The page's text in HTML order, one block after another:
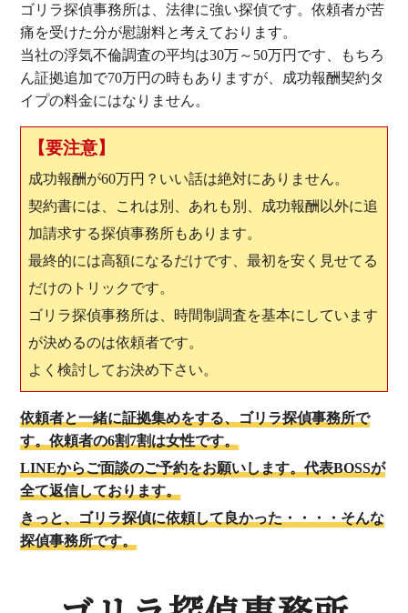
ゴリラ探偵事務所は、法律に強い探偵です。依頼者が苦
痛を受けた分が慰謝料と考えております。
当社の浮気不倫調査の平均は30万～50万円です、もちろ
ん証拠追加で70万円の時もありますが、成功報酬契約タ
イプの料金にはなりません。
【要注意】
成功報酬が60万円？いい話は絶対にありません。
契約書には、これは別、あれも別、成功報酬以外に追
加請求する探偵事務所もあります。
最終的には高額になるだけです、最初を安く見せてる
だけのトリックです。
ゴリラ探偵事務所は、時間制調査を基本にしています
が決めるのは依頼者です。
よく検討してお決め下さい。
依頼者と一緒に証拠集めをする、ゴリラ探偵事務所で
す。依頼者の6割7割は女性です。
LINEからご面談のご予約をお願いします。代表BOSSが
全て返信しております。
きっと、ゴリラ探偵に依頼して良かった・・・・そんな
探偵事務所です。